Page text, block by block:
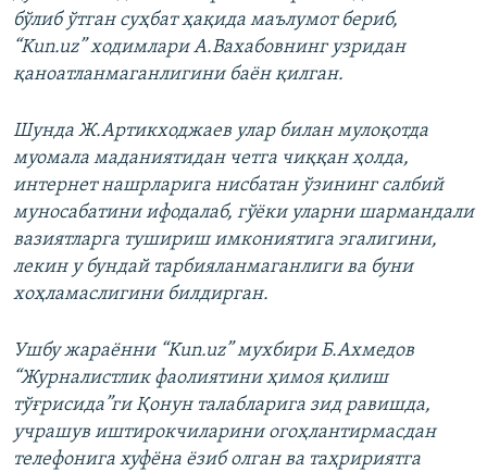
бўлиб ўтган суҳбат ҳақида маълумот бериб,
“Kun.uz” ходимлари А.Вахабовнинг узридан
қаноатланмаганлигини баён қилган.
Шунда Ж.Артикходжаев улар билан мулоқотда
муомала маданиятидан четга чиққан ҳолда,
интернет нашрларига нисбатан ўзининг салбий
муносабатини ифодалаб, гўёки уларни шармандали
вазиятларга тушириш имкониятига эгалигини,
лекин у бундай тарбияланмаганлиги ва буни
хоҳламаслигини билдирган.
Ушбу жараённи “Kun.uz” мухбири Б.Ахмедов
“Журналистлик фаолиятини ҳимоя қилиш
тўғрисида”ги Қонун талабларига зид равишда,
учрашув иштирокчиларини огоҳлантирмасдан
телефонига хуфёна ёзиб олган ва таҳририятга